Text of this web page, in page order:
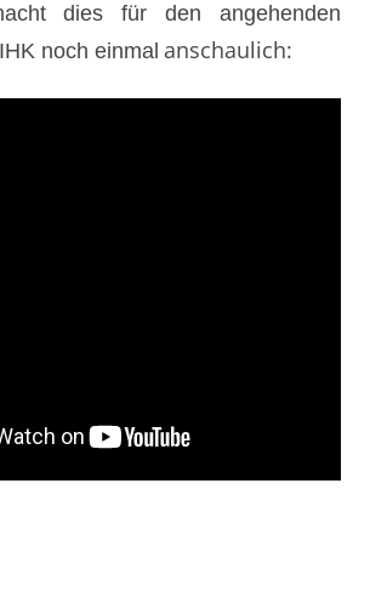
dies für den angehenden
noch einmal anschaulich: